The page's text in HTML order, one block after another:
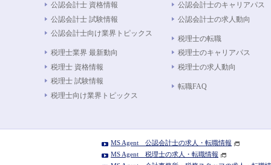
公認会計士 資格情報
公認会計士 試験情報
公認会計士向け業界トピックス
税理士業界 最新動向
税理士 資格情報
税理士 試験情報
税理士向け業界トピックス
公認会計士のキャリアパス
公認会計士の求人動向
税理士の転職
税理士のキャリアパス
税理士の求人動向
転職FAQ
MS Agent 公認会計士の求人・転職情報
MS Agent 税理士の求人・転職情報